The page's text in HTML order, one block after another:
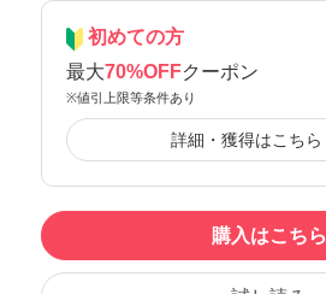
初めての方
最大70%OFFクーポン
※値引上限等条件あり
詳細・獲得はこちら
購入はこちら